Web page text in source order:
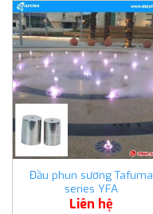
Đầu phun sương Tafuma
series YFA
Liên hệ